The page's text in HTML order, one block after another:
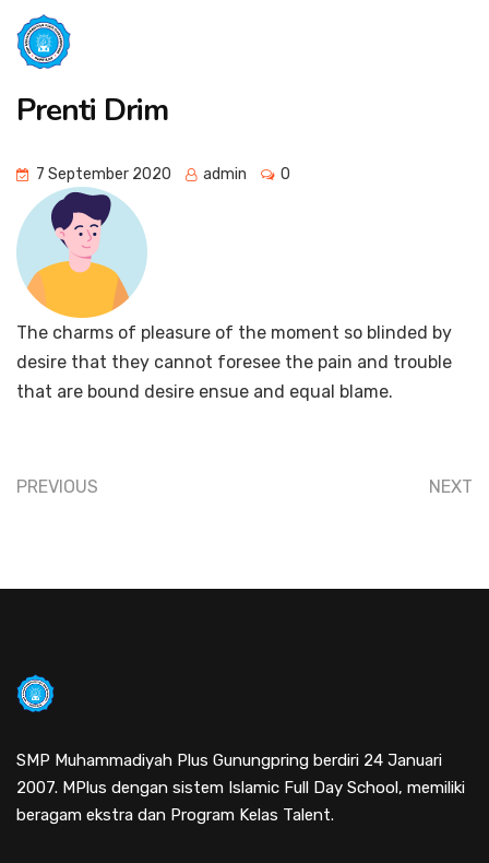
Prenti Drim
7 September 2020 admin 0
The charms of pleasure of the moment so blinded by
desire that they cannot foresee the pain and trouble
that are bound desire ensue and equal blame.
PREVIOUS NEXT
SMP Muhammadiyah Plus Gunungpring berdiri 24 Januari
2007. MPlus dengan sistem Islamic Full Day School, memiliki
beragam ekstra dan Program Kelas Talent.